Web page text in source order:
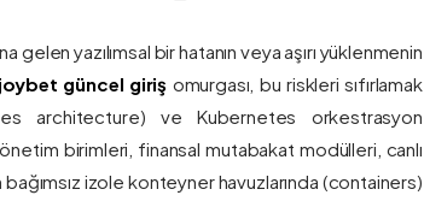
yazılımsal bir hatanın veya aşırı yüklenmenin
güncel giriş omurgası, bu riskleri sıfırlamak
architecture) ve Kubernetes orkestrasyon
birimleri, finansal mutabakat modülleri, canlı
izole konteyner havuzlarında (containers)